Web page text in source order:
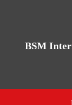
BSM